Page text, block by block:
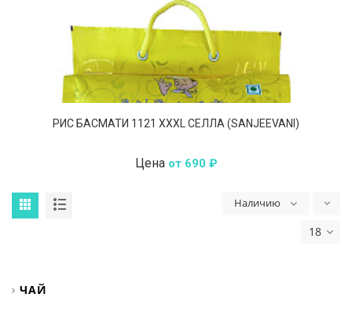
РИС БАСМАТИ 1121 XXXL СЕЛЛА (SANJEEVANI)
Цена от 690 ₽
Наличию
18
ЧАЙ